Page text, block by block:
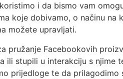
i da bismo vam
koje dobivamo, o načinu na
možete upravljati.
pružanje Facebookovih
ili stupili u interakciju s njime
prijedloge te da